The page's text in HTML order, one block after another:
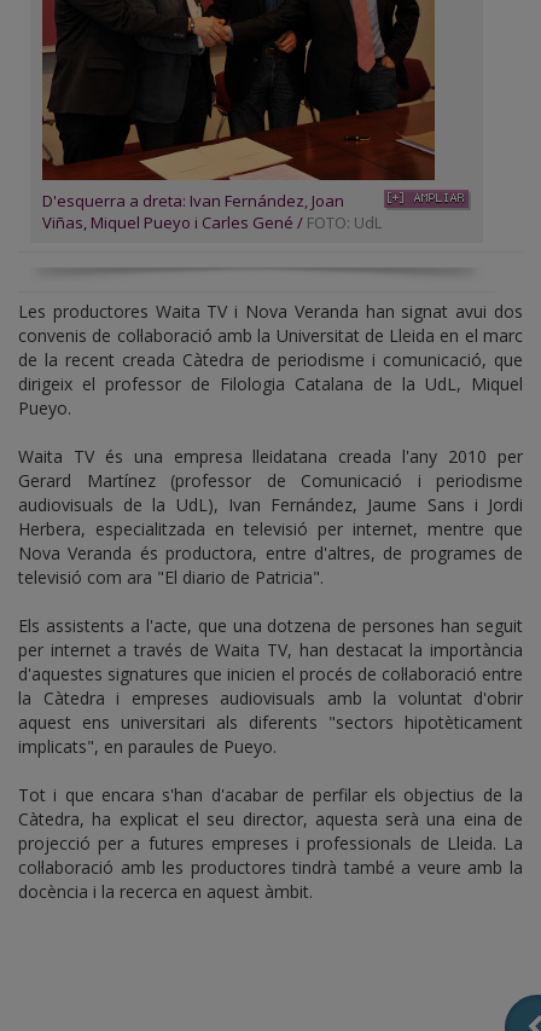
D'esquerra a dreta: Ivan Fernández, Joan
Viñas, Miquel Pueyo i Carles Gené / FOTO: UdL
Les productores Waita TV i Nova Veranda han signat avui dos
convenis de col·laboració amb la Universitat de Lleida en el marc
de la recent creada Càtedra de periodisme i comunicació, que
dirigeix el professor de Filologia Catalana de la UdL, Miquel
Pueyo.
Waita TV és una empresa lleidatana creada l'any 2010 per
Gerard Martínez (professor de Comunicació i periodisme
audiovisuals de la UdL), Ivan Fernández, Jaume Sans i Jordi
Herbera, especialitzada en televisió per internet, mentre que
Nova Veranda és productora, entre d'altres, de programes de
televisió com ara "El diario de Patricia".
Els assistents a l'acte, que una dotzena de persones han seguit
per internet a través de Waita TV, han destacat la importància
d'aquestes signatures que inicien el procés de col·laboració entre
la Càtedra i empreses audiovisuals amb la voluntat d'obrir
aquest ens universitari als diferents "sectors hipotèticament
implicats", en paraules de Pueyo.
Tot i que encara s'han d'acabar de perfilar els objectius de la
Càtedra, ha explicat el seu director, aquesta serà una eina de
projecció per a futures empreses i professionals de Lleida. La
col·laboració amb les productores tindrà també a veure amb la
docència i la recerca en aquest àmbit.